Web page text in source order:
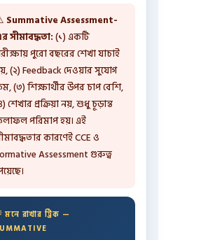
Summative Assessment-
সীমাবদ্ধতা:(১) একটি
পুরো বছরের শেখা যাচাই
(২) Feedback দেওয়ার সুযোগ
(৩) শিক্ষার্থীর উপর চাপ বেশি,
শেখার প্রক্রিয়া নয়, শুধু চূড়ান্ত
পরিমাপ হয়। এই
কারণেই CCE ও
Assessment গুরুত্ব
মনে রাখার ট্রিক —